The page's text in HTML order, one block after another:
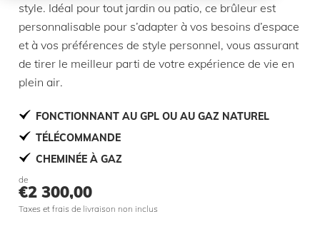
style. Idéal pour tout jardin ou patio, ce brûleur est
personnalisable pour s’adapter à vos besoins d’espace
et à vos préférences de style personnel, vous assurant
de tirer le meilleur parti de votre expérience de vie en
plein air.
FONCTIONNANT AU GPL OU AU GAZ NATUREL
TÉLÉCOMMANDE
CHEMINÉE À GAZ
de
€2 300,00
Taxes et frais de livraison non inclus